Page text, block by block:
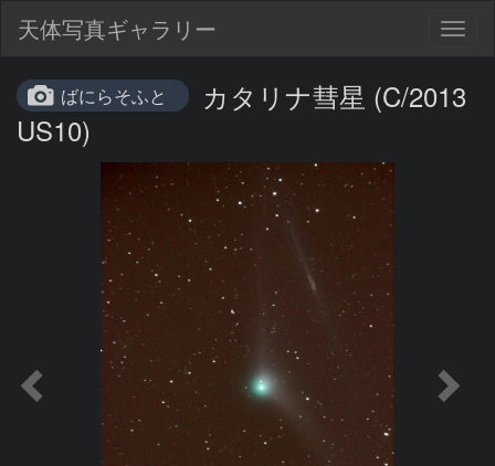
天体写真ギャラリー
ばにらそふと
カタリナ彗星 (C/2013
US10)